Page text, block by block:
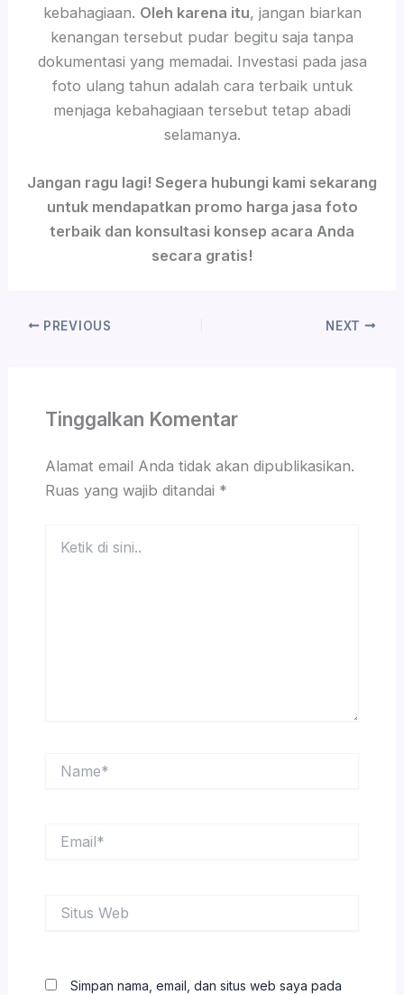
kebahagiaan. Oleh karena itu, jangan biarkan
kenangan tersebut pudar begitu saja tanpa
dokumentasi yang memadai. Investasi pada jasa
foto ulang tahun adalah cara terbaik untuk
menjaga kebahagiaan tersebut tetap abadi
selamanya.
Jangan ragu lagi! Segera hubungi kami sekarang
untuk mendapatkan promo harga jasa foto
terbaik dan konsultasi konsep acara Anda
secara gratis!
PREVIOUS NEXT
Tinggalkan Komentar
Alamat email Anda tidak akan dipublikasikan.
Ruas yang wajib ditandai *
Web
Simpan nama, email, dan situs web saya pada